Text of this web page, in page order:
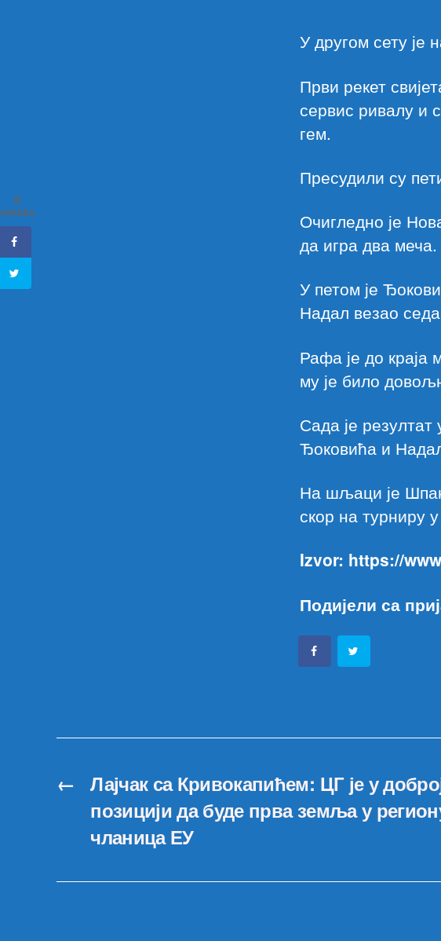
У другом сету је
Први рекет
сервис ривалу и
гем.
Пресудили су
Очигледно је
да игра два меча.
У петом је
Надал везао
Рафа је до краја
му је било
Сада је
Ђоковића и
На шљаци је
скор на турниру
Izvor: https://
Подијели са
←
Лајчак са Кривокапићем: ЦГ је у
позицији да буде прва земља у
чланица ЕУ
0
SHARES